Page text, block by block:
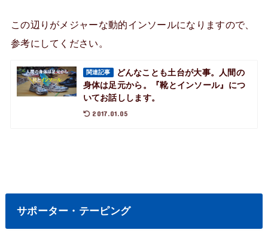
この辺りがメジャーな動的インソールになりますので、
参考にしてください。
関連記事
どんなことも土台が大事。人間の
身体は足元から。『靴とインソール』につ
いてお話しします。
2017.01.05
サポーター・テーピング